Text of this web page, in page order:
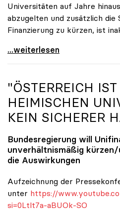
Universitäten auf Jahre
abzugelten und zusätzlich die
Finanzierung zu kürzen, ist
#UnisRetten Warum es sich
...weiterlesen
"ÖSTERREICH
HEIMISCHEN
KEIN SICHERER
Bundesregierung will
unverhältnismäßig kürzen/
die Auswirkungen
Aufzeichnung der
unter https://
si=0Ltlt7a-aBUOk-SO